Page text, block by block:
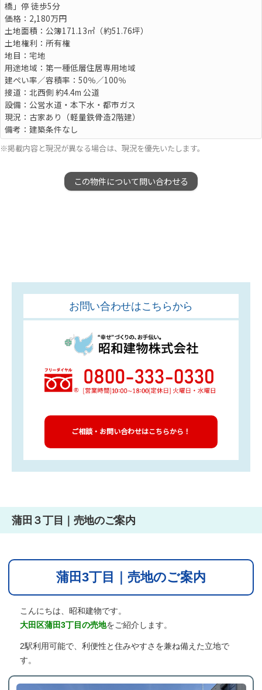
橋」停 徒歩5分
価格：2,180万円
土地面積：公簿171.13㎡（約51.76坪）
土地権利：所有権
地目：宅地
用途地域：第一種低層住居専用地域
建ぺい率／容積率：50％／100％
接道：北西側 約4.4m 公道
設備：公営水道・本下水・都市ガス
現況：古家あり（軽量鉄骨造2階建）
備考：建築条件なし
※掲載内容と現況が異なる場合は、現況を優先いたします。
この物件について問い合わせる
お問い合わせはこちらから
ご相談・お問い合わせはこちらから！
蒲田３丁目｜売地のご案内
蒲田3丁目｜売地のご案内
こんにちは、昭和建物です。
大田区蒲田3丁目の売地をご紹介します。
2駅利用可能で、利便性と住みやすさを兼ね備えた立地で
す。